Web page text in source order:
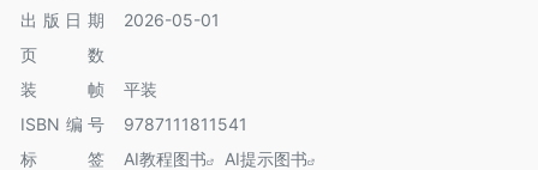
出版日期
2026-05-01
页数
装帧
平装
ISBN编号
9787111811541
标签
AI教程图书 AI提示图书